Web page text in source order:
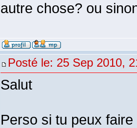
autre chose? ou
Posté le: 25 Sep 2010,
Salut
Perso si tu peux